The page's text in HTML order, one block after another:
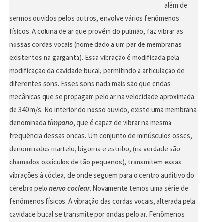
além de
sermos ouvidos pelos outros, envolve vários fenômenos
físicos. A coluna de ar que provém do pulmão, faz vibrar as
nossas cordas vocais (nome dado a um par de membranas
existentes na garganta). Essa vibração é modificada pela
modificação da cavidade bucal, permitindo a articulação de
diferentes sons. Esses sons nada mais são que ondas
mecânicas que se propagam pelo ar na velocidade aproximada
de 340 m/s. No interior do nosso ouvido, existe uma membrana
denominada tímpano, que é capaz de vibrar na mesma
frequência dessas ondas. Um conjunto de minúsculos ossos,
denominados martelo, bigorna e estribo, (na verdade são
chamados ossículos de tão pequenos), transmitem essas
vibrações à cóclea, de onde seguem para o centro auditivo do
cérebro pelo nervo coclear. Novamente temos uma série de
fenômenos físicos. A vibração das cordas vocais, alterada pela
cavidade bucal se transmite por ondas pelo ar. Fenômenos